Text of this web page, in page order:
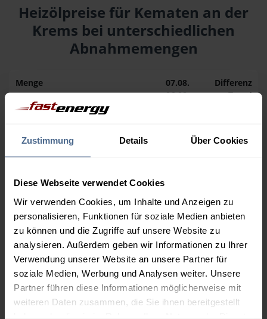
Zustimmung Details Über Cookies
Diese Webseite verwendet Cookies
Wir verwenden Cookies, um Inhalte und Anzeigen zu
personalisieren, Funktionen für soziale Medien anbieten
zu können und die Zugriffe auf unsere Website zu
analysieren. Außerdem geben wir Informationen zu Ihrer
Verwendung unserer Website an unsere Partner für
soziale Medien, Werbung und Analysen weiter. Unsere
Partner führen diese Informationen möglicherweise mit
weiteren Daten zusammen, die Sie ihnen bereitgestellt
Heizölpreise für Kematen an der
Krems bei unterschiedlichen
Abnahmemengen
Menge
07.08.
06.08.
Differenz
Trend
2.000 Liter
3.000 Liter
155,13 €
5.000 Liter
153,69 €
153,69 €
Preise für Heizöl in Standardqualität nach Ö-Norm C 1109 in € / 100
Liter inkl. MwSt. und Lieferung bei einer Lieferstelle.